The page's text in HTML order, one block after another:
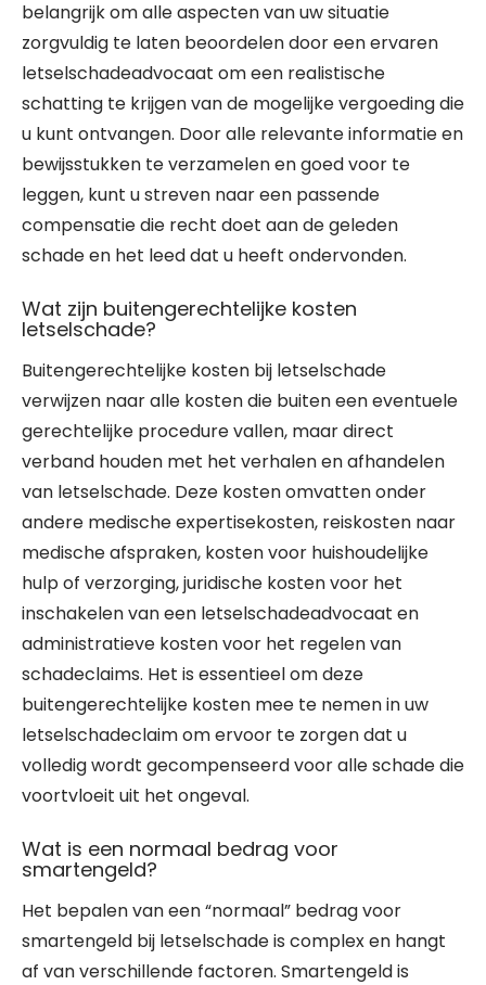
belangrijk om alle aspecten van uw situatie
zorgvuldig te laten beoordelen door een ervaren
letselschadeadvocaat om een realistische
schatting te krijgen van de mogelijke vergoeding die
u kunt ontvangen. Door alle relevante informatie en
bewijsstukken te verzamelen en goed voor te
leggen, kunt u streven naar een passende
compensatie die recht doet aan de geleden
schade en het leed dat u heeft ondervonden.
Wat zijn buitengerechtelijke kosten
letselschade?
Buitengerechtelijke kosten bij letselschade
verwijzen naar alle kosten die buiten een eventuele
gerechtelijke procedure vallen, maar direct
verband houden met het verhalen en afhandelen
van letselschade. Deze kosten omvatten onder
andere medische expertisekosten, reiskosten naar
medische afspraken, kosten voor huishoudelijke
hulp of verzorging, juridische kosten voor het
inschakelen van een letselschadeadvocaat en
administratieve kosten voor het regelen van
schadeclaims. Het is essentieel om deze
buitengerechtelijke kosten mee te nemen in uw
letselschadeclaim om ervoor te zorgen dat u
volledig wordt gecompenseerd voor alle schade die
voortvloeit uit het ongeval.
Wat is een normaal bedrag voor
smartengeld?
Het bepalen van een “normaal” bedrag voor
smartengeld bij letselschade is complex en hangt
af van verschillende factoren. Smartengeld is